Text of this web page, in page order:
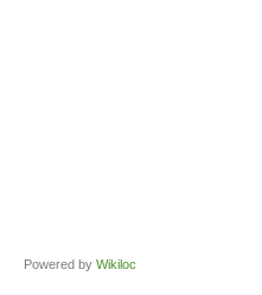
Powered by Wikiloc